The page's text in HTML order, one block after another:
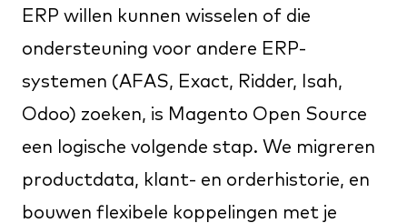
ERP willen kunnen wisselen of die
ondersteuning voor andere ERP-
systemen (AFAS, Exact, Ridder, Isah,
Odoo) zoeken, is Magento Open Source
een logische volgende stap. We migreren
productdata, klant- en orderhistorie, en
bouwen flexibele koppelingen met je